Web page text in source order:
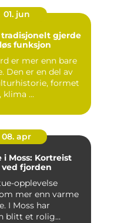
01. jun
funksjon
er mer enn bare
Den er en del av
formet
klima ...
08. apr
i Moss: Kortreist
fjorden
opplevelse
mer enn varme
I Moss har
blitt et rolig